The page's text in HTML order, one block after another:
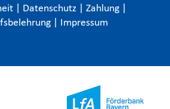
Datenschutz Zahlung
Impressum